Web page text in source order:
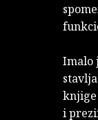
Imalo
knjige
i